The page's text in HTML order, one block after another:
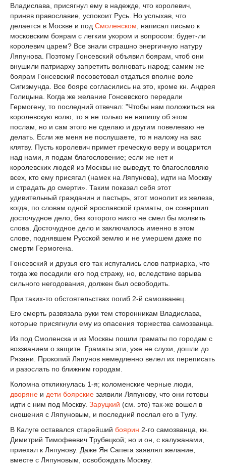
Владислава, присягнул ему в надежде, что королевич,
приняв православие, успокоит Русь. Но услыхав, что
делается в Москве и под Смоленском , написал письмо к
московским боярам с легким укором и вопросом: будет-ли
королевич царем? Все знали страшно энергичную натуру
Ляпунова. Поэтому Гонсевский объявил боярам, чтоб они
внушили патриарху запретить волновать народ; самим же
боярам Гонсевский посоветовал отдаться вполне воле
Сигизмунда. Все бояре согласились на это, кроме кн. Андрея
Голицына. Когда же желание Гонсевского передали
Гермогену, то последний отвечал: "Чтобы нам положиться на
королевскую волю, то я не только не напишу об этом
послам, но и сам этого не сделаю и другим повелеваю не
делать. Если же меня не послушаете, то я наложу на вас
клятву. Пусть королевич примет греческую веру и воцарится
над нами, я подам благословение; если же нет и
королевских людей из Москвы не выведут, то благословляю
всех, кто ему присягал (намек на Ляпунова), идти на Москву
и страдать до смерти». Таким показал себя этот
удивительный гражданин и пастырь, этот монолит из железа,
когда, по словам одной ярославской граматы, он совершил
досточудное дело, без которого никто не смел бы молвить
слова. Досточудное дело и заключалось именно в этом
слове, поднявшем Русской землю и не умершем даже по
смерти Гермогена.
Гонсевский и друзья его так испугались слов патриарха, что
тогда же посадили его под стражу, но, вследствие взрыва
сильного негодования, должен был освободить.
При таких-то обстоятельствах погиб 2-й самозванец.
Его смерть развязала руки тем сторонникам Владислава,
которые присягнули ему из опасения торжества самозванца.
Из под Смоленска и из Москвы пошли граматы по городам с
воззванием о защите. Граматы эти, уже не слухи, дошли до
Рязани. Прокопий Ляпунов немедленно велел их переписать
и разослать по ближним городам.
Коломна откликнулась 1-я; коломенские черные люди,
дворяне и дети боярские заявили Ляпунову, что они готовы
идти с ним под Москву. Заруцкий (см. это) так-же вошел в
сношения с Ляпуновым, и последний послал его в Тулу.
В Калуге оставался старейший боярин 2-го самозванца, кн.
Димитрий Тимофеевич Трубецкой; но и он, с калужанами,
приехал к Ляпунову. Даже Ян Сапега заявлял желание,
вместе с Ляпуновым, освобождать Москву.